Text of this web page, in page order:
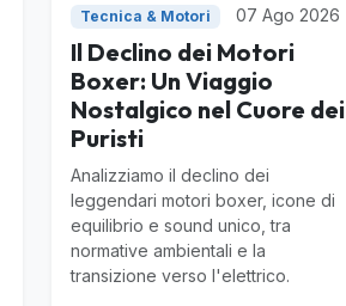
Tecnica & Motori 07 Ago 2026
Il Declino dei Motori
Boxer: Un Viaggio
Nostalgico nel Cuore dei
Puristi
Analizziamo il declino dei
leggendari motori boxer, icone di
equilibrio e sound unico, tra
normative ambientali e la
transizione verso l'elettrico.